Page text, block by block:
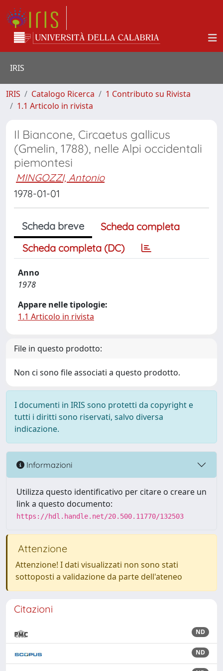
IRIS
IRIS Catalogo Ricerca
1 Contributo su Rivista
1.1 Articolo in rivista
Il Biancone, Circaetus gallicus
(Gmelin, 1788), nelle Alpi occidentali
piemontesi
MINGOZZI, Antonio
1978-01-01
Scheda breve
Scheda completa
Scheda completa (DC)
Anno
1978
Appare nelle tipologie:
1.1 Articolo in rivista
File in questo prodotto:
Non ci sono file associati a questo prodotto.
I documenti in IRIS sono protetti da copyright e
tutti i diritti sono riservati, salvo diversa
indicazione.
Informazioni
Utilizza questo identificativo per citare o creare un
link a questo documento:
https://hdl.handle.net/20.500.11770/132503
Attenzione
Attenzione! I dati visualizzati non sono stati
sottoposti a validazione da parte dell'ateneo
Citazioni
ND
ND